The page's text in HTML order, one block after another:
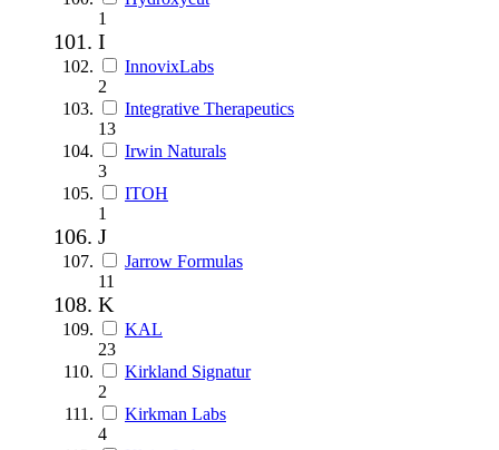
1
I
InnovixLabs
2
Integrative Therapeutics
13
Irwin Naturals
3
ITOH
1
J
Jarrow Formulas
11
K
KAL
23
Kirkland Signatur
2
Kirkman Labs
4